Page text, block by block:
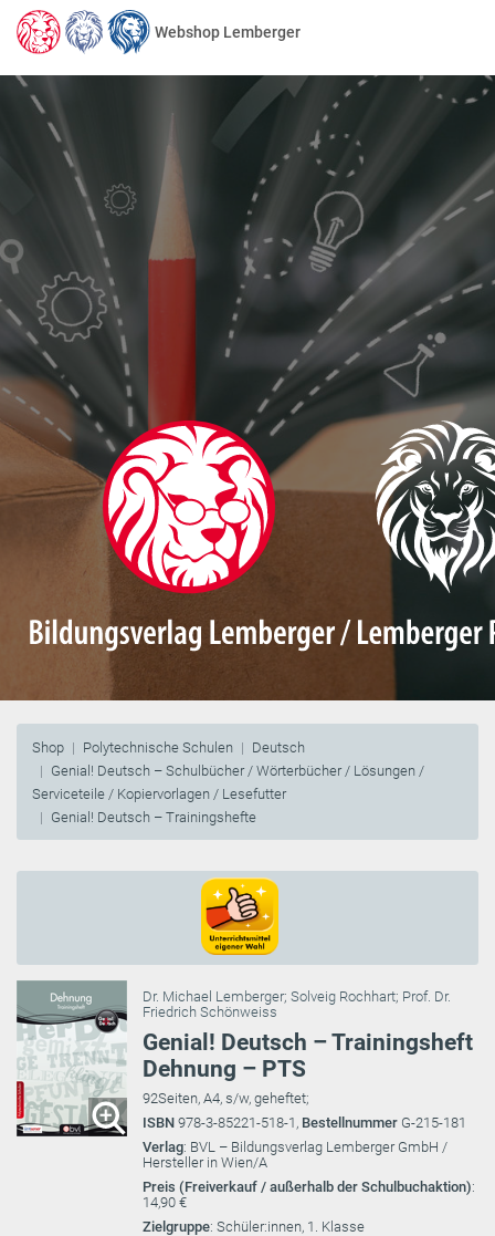
Webshop Lemberger
Shop Polytechnische Schulen
Deutsch
Genial! Deutsch – Schulbücher / Wörterbücher / Lösungen /
Serviceteile / Kopiervorlagen / Lesefutter
Genial! Deutsch – Trainingshefte
Dr. Michael Lemberger; Solveig Rochhart; Prof. Dr.
Friedrich Schönweiss
Genial! Deutsch – Trainingsheft
Dehnung – PTS
92Seiten, A4, s/w, geheftet;
ISBN 978-3-85221-518-1, Bestellnummer G-215-181
Verlag: BVL – Bildungsverlag Lemberger GmbH /
Hersteller in Wien/A
Preis (Freiverkauf / außerhalb der Schulbuchaktion):
14,90 €
Zielgruppe: Schüler:innen, 1. Klasse